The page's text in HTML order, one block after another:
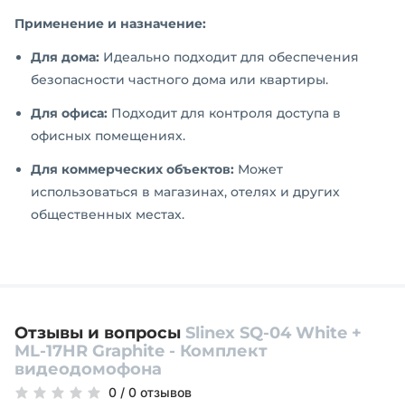
Применение и назначение:
Для дома: Идеально подходит для обеспечения
безопасности частного дома или квартиры.
Для офиса: Подходит для контроля доступа в
офисных помещениях.
Для коммерческих объектов: Может
использоваться в магазинах, отелях и других
общественных местах.
Отзывы и вопросы Slinex SQ-04 White +
ML-17HR Graphite - Комплект
видеодомофона
0 / 0 отзывов